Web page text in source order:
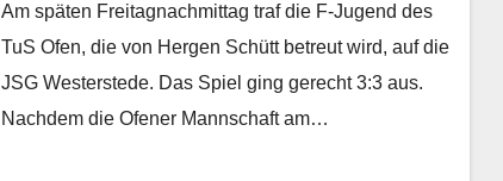
Am späten Freitagnachmittag traf die F-Jugend des
TuS Ofen, die von Hergen Schütt betreut wird, auf die
JSG Westerstede. Das Spiel ging gerecht 3:3 aus.
Nachdem die Ofener Mannschaft am…